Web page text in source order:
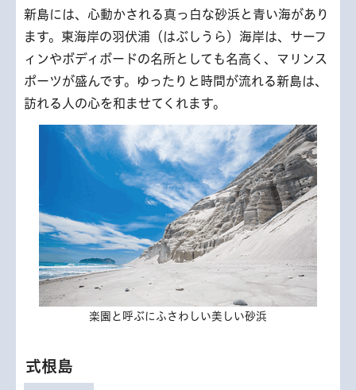
新島には、心動かされる真っ白な砂浜と青い海があり
ます。東海岸の羽伏浦（はぶしうら）海岸は、サーフ
ィンやボディボードの名所としても名高く、マリンス
ポーツが盛んです。ゆったりと時間が流れる新島は、
訪れる人の心を和ませてくれます。
楽園と呼ぶにふさわしい美しい砂浜
式根島